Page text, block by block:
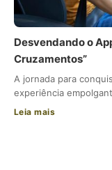
Desvendando o
Cruzamentos”
A jornada para
experiência
Leia mais